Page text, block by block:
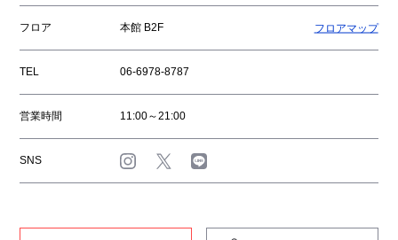
フロア 本館 B2F フロアマップ
TEL 06-6978-8787
営業時間 11:00～21:00
SNS